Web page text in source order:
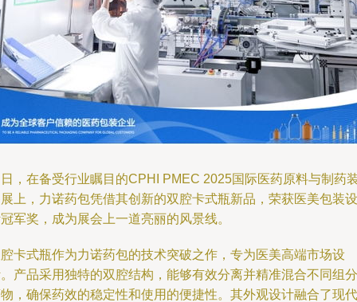
，在备受行业瞩目的CPHI PMEC 2025国际医药原料与制药
上，力诺药包凭借其创新的双腔卡式瓶新品，荣获医美包装设
军奖，成为展会上一道亮丽的风景线。
卡式瓶作为力诺药包的技术突破之作，专为医美高端市场设
产品采用独特的双腔结构，能够有效分离并精准混合不同组分
，确保药效的稳定性和使用的便捷性。其外观设计融合了现代